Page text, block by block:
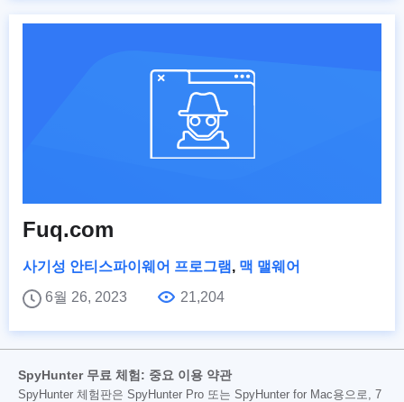
Fuq.com
사기성 안티스파이웨어 프로그램 , 맥 맬웨어
6월 26, 2023
21,204
SpyHunter 무료 체험: 중요 이용 약관
SpyHunter 체험판은 SpyHunter Pro 또는 SpyHunter for Mac용으로, 7